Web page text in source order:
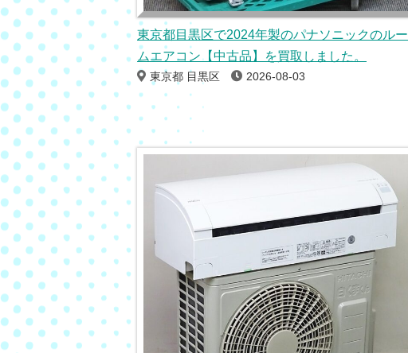
東京都目黒区で2024年製のパナソニックのルー
ムエアコン【中古品】を買取しました。
東京都 目黒区 2026-08-03